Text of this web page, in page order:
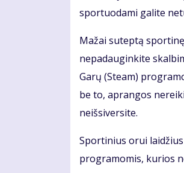
sportuodami galite
Mažai suteptą
nepadauginkite
Garų (Steam)
be to, aprangos
neišsiversite.
Sportinius orui
programomis, kurios